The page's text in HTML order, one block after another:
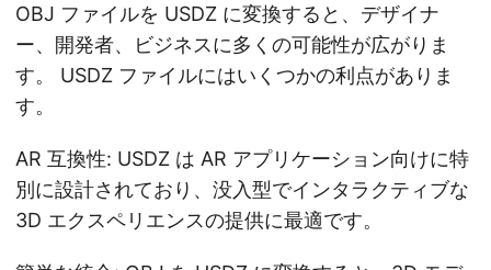
OBJ ファイルを USDZ に変換すると、デザイナ
ー、開発者、ビジネスに多くの可能性が広がりま
す。 USDZ ファイルにはいくつかの利点がありま
す。
AR 互換性: USDZ は AR アプリケーション向けに特
別に設計されており、没入型でインタラクティブな
3D エクスペリエンスの提供に最適です。